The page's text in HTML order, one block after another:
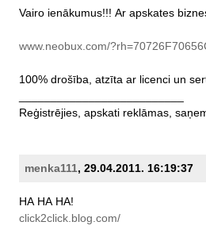
Vairo ienākumus!!! Ar apskates
www.neobux.com/
100% drošība, atzīta ar licenci un
Reģistrējies, apskati reklāmas,
menka111, 29.04.2011. 16:19:37
HA HA HA!
click2click.blog.com/